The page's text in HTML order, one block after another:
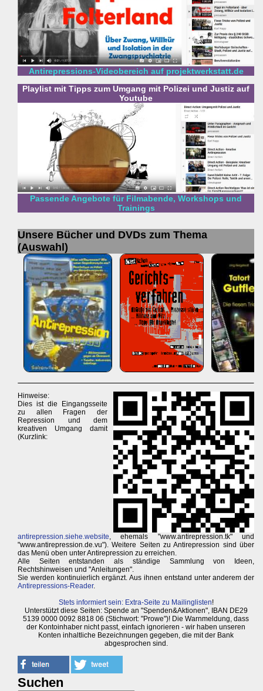
Antirepressions-Videobereich auf projektwerkstatt.de
Playlist mit Tipps zum Umgang mit Polizei und Justiz auf
Youtube
Passende Angebote für Filmabende, Workshops und
Trainings
Unsere Bücher und DVDs zum Thema
(Auswahl)
Hinweise:
Dies ist die Eingangsseite
zu allen Fragen der
Repression und dem
kreativen Umgang damit
(Kurzlink:
antirepression.siehe.website, ehemals "www.antirepression.tk" und
"www.antirepression.de.vu"). Weitere Seiten zu Antirepression sind über
das Menü oben unter Antirepression zu erreichen.
Alle Seiten entstanden als ständige Sammlung von Ideen,
Rechtshinweisen und "Anleitungen".
Sie werden kontinuierlich ergänzt. Aus ihnen entstand unter anderem der
Antirepressions-Reader.
Stets informiert sein: Extra-Seite zu Mailinglisten!
Unterstützt diese Seiten: Spende an "Spenden&Aktionen", IBAN DE29
5139 0000 0092 8818 06 (Stichwort: "Prowe")! Die Warnmeldung, dass
der Kontoinhaber nicht passt, einfach ignorieren - wir haben unseren
Konten inhaltliche Bezeichnungen gegeben, die mit der Bank
abgesprochen sind.
Suchen